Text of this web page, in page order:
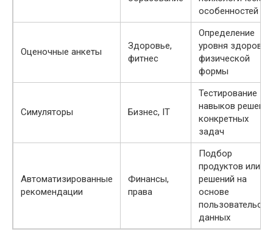
особенностей
Оценочные анкеты
Здоровье,
фитнес
Определение
уровня здоровья,
физической
формы
Симуляторы Бизнес, IT
Тестирование
навыков решения
конкретных
задач
Автоматизированные
рекомендации
Финансы,
права
Подбор
продуктов или
решений на
основе
данных